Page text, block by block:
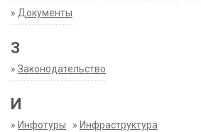
» Документы
З
» Законодательство
И
» Инфотуры » Инфраструктура